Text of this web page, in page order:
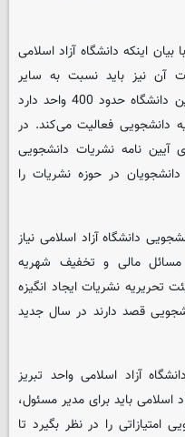
اینکه دانشگاه آزاد اسلامی
آن نیز باید نسبت به سایر
دانشگاه‌های کشور بیشتر باشد، گفت: این دانشگاه حدود 400 واحد دارد
دانشجویی فعالیت می‌کند. در
آیین نامه نشریات دانشجویی
در حوزه نشریات را
دانشگاه آزاد اسلامی نیاز
مالی و تخفیف شهریه
تحریریه نشریات ایجاد انگیزه
قصد دارند در سال جدید
آزاد اسلامی واحد تبریز
اسلامی باید برای مدیر مسئول،
امتیازاتی را در نظر بگیرد تا